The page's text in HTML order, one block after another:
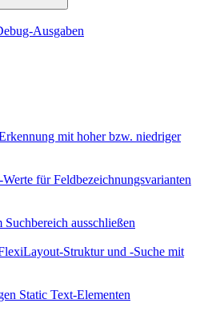
Ausgaben
mit hoher bzw. niedriger
für Feldbezeichnungsvarianten
Suchbereich ausschließen
Struktur und -Suche mit
Static Text-Elementen